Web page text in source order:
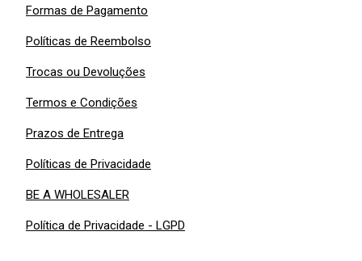
Formas de Pagamento
Políticas de Reembolso
Trocas ou Devoluções
Termos e Condições
Prazos de Entrega
Políticas de Privacidade
BE A WHOLESALER
Política de Privacidade - LGPD